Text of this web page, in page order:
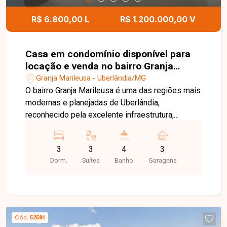
casa moderna, funcional e bem localizada.
Agende uma visita e venha conhecer todos os
Laranjeiras.
R$ 6.800,00 L R$ 1.200.000,00 V
Casa em condomínio disponível para
locação e venda no bairro Granja
Marileuza Uberlândia em Uberlândia-
MG
Granja Marileusa - Uberlândia/MG
O bairro Granja Marileusa é uma das regiões mais
modernas e planejadas de Uberlândia,
reconhecido pela excelente infraestrutura,
a importantes vias da cidade, o bairro oferece
conveniência, áreas verdes, serviços e um
ambiente ideal para quem busca conforto e
integradas com ar condicionado, 03 suites no
total no pavimento superior, todas com
3
Dorm.
3
Suítes
4
Banho
3
Garagens
Cód. 52581